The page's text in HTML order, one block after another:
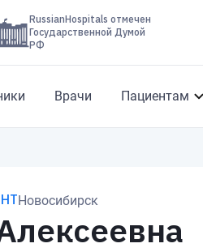
RussianHospitals отмечен
Государственной Думой
РФ
Врачи Пациентам
Новосибирск